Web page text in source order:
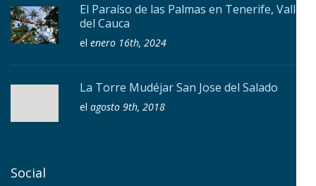
El Paraíso de las Palmas en Tenerife, Valle
del Cauca
el enero 16th, 2024
La Torre Mudéjar San Jose del Salado
el agosto 9th, 2018
Social